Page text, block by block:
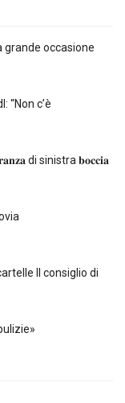
grande occasione
“Non c’è
di sinistra 𝐛𝐨𝐜𝐜𝐢𝐚
Il consiglio di